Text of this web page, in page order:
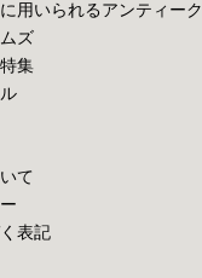
用いられるアンティーク
ズ
集
て
表記